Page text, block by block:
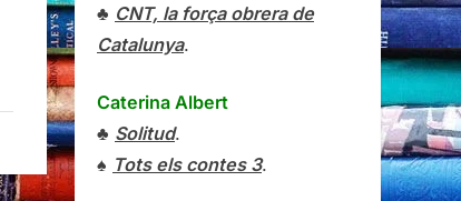
♣ CNT, la força obrera de
Catalunya.
Caterina Albert
♣ Solitud.
♠ Tots els contes 3.